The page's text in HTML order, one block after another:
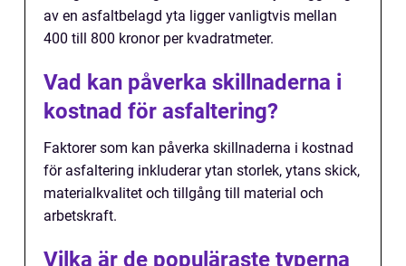
av en asfaltbelagd yta ligger vanligtvis mellan
400 till 800 kronor per kvadratmeter.
Vad kan påverka skillnaderna i
kostnad för asfaltering?
Faktorer som kan påverka skillnaderna i kostnad
för asfaltering inkluderar ytan storlek, ytans skick,
materialkvalitet och tillgång till material och
arbetskraft.
Vilka är de populäraste typerna